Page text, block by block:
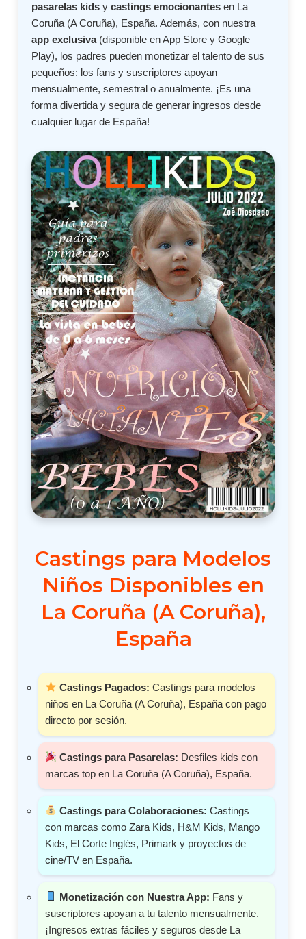
pasarelas kids ycastings emocionantes en La
Coruña (A Coruña), España. Además, con nuestra
app exclusiva(disponible en App Store y Google
Play), los padres pueden monetizar el talento de sus
pequeños: los fans y suscriptores apoyan
mensualmente, semestral o anualmente. ¡Es una
forma divertida y segura de generar ingresos desde
cualquier lugar de España!
Castings para Modelos
Niños Disponibles en
La Coruña (A Coruña),
España
Castings Pagados: Castings para modelos
niños en La Coruña (A Coruña), España con pago
directo por sesión.
Castings para Pasarelas: Desfiles kids con
marcas top en La Coruña (A Coruña), España.
Castings para Colaboraciones: Castings
con marcas como Zara Kids, H&M Kids, Mango
Kids, El Corte Inglés, Primark y proyectos de
cine/TV en España.
Monetización con Nuestra App: Fans y
suscriptores apoyan a tu talento mensualmente.
¡Ingresos extras fáciles y seguros desde La